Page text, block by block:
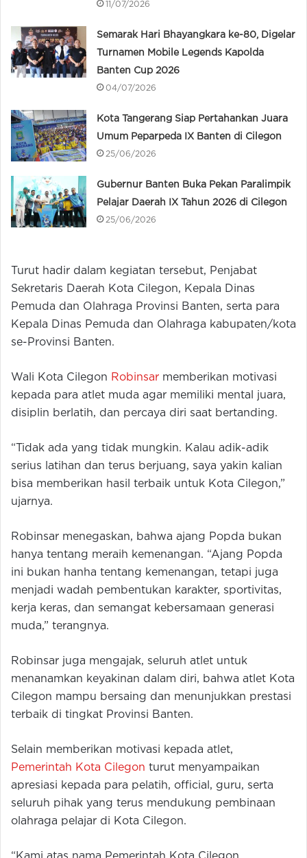
11/07/2026
Semarak Hari Bhayangkara ke-80, Digelar
Turnamen Mobile Legends Kapolda
Banten Cup 2026
04/07/2026
Kota Tangerang Siap Pertahankan Juara
Umum Peparpeda IX Banten di Cilegon
25/06/2026
Gubernur Banten Buka Pekan Paralimpik
Pelajar Daerah IX Tahun 2026 di Cilegon
25/06/2026
Turut hadir dalam kegiatan tersebut, Penjabat
Sekretaris Daerah Kota Cilegon, Kepala Dinas
Pemuda dan Olahraga Provinsi Banten, serta para
Kepala Dinas Pemuda dan Olahraga kabupaten/kota
se-Provinsi Banten.
Wali Kota Cilegon Robinsar memberikan motivasi
kepada para atlet muda agar memiliki mental juara,
disiplin berlatih, dan percaya diri saat bertanding.
“Tidak ada yang tidak mungkin. Kalau adik-adik
serius latihan dan terus berjuang, saya yakin kalian
bisa memberikan hasil terbaik untuk Kota Cilegon,”
ujarnya.
Robinsar menegaskan, bahwa ajang Popda bukan
hanya tentang meraih kemenangan. “Ajang Popda
ini bukan hanha tentang kemenangan, tetapi juga
menjadi wadah pembentukan karakter, sportivitas,
kerja keras, dan semangat kebersamaan generasi
muda,” terangnya.
Robinsar juga mengajak, seluruh atlet untuk
menanamkan keyakinan dalam diri, bahwa atlet Kota
Cilegon mampu bersaing dan menunjukkan prestasi
terbaik di tingkat Provinsi Banten.
Selain memberikan motivasi kepada atlet,
Pemerintah Kota Cilegon turut menyampaikan
apresiasi kepada para pelatih, official, guru, serta
seluruh pihak yang terus mendukung pembinaan
olahraga pelajar di Kota Cilegon.